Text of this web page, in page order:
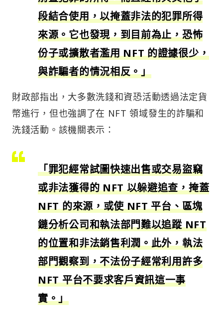
段結合使用，以掩蓋非法的犯罪所得
來源。它也發現，到目前為止，恐怖
份子或擴散者濫用 NFT 的證據很少，
與詐騙者的情況相反。」
財政部指出，大多數洗錢和資恐活動透過法定貨
幣進行，但也強調了在 NFT 領域發生的詐騙和
洗錢活動。該機關表示：
「罪犯經常試圖快速出售或交易盜竊
或非法獲得的 NFT 以躲避追查，掩蓋
NFT 的來源，或使 NFT 平台、區塊
鏈分析公司和執法部門難以追蹤 NFT
的位置和非法銷售利潤。此外，執法
部門觀察到，不法份子經常利用許多
NFT 平台不要求客戶資訊這一事
實。」